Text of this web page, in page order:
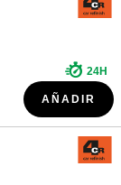
24H
AÑADIR